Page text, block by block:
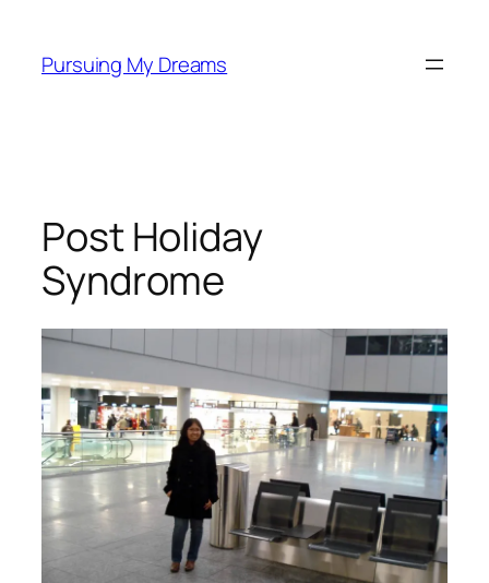
content
Pursuing My Dreams
Post Holiday
Syndrome